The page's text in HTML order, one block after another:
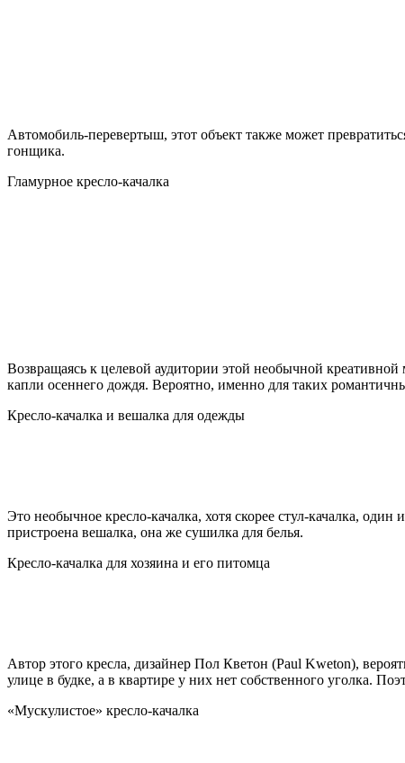
Автомобиль-перевертыш, этот объект также может
гонщика.
Гламурное кресло-качалка
Возвращаясь к целевой аудитории этой необычной
капли осеннего дождя. Вероятно, именно для таких
Кресло-качалка и вешалка для одежды
Это необычное кресло-качалка, хотя скорее стул-качалка,
пристроена вешалка, она же сушилка для белья.
Кресло-качалка для хозяина и его питомца
Автор этого кресла, дизайнер Пол Кветон (Paul Kweton),
улице в будке, а в квартире у них нет собственного уголка.
«Мускулистое» кресло-качалка